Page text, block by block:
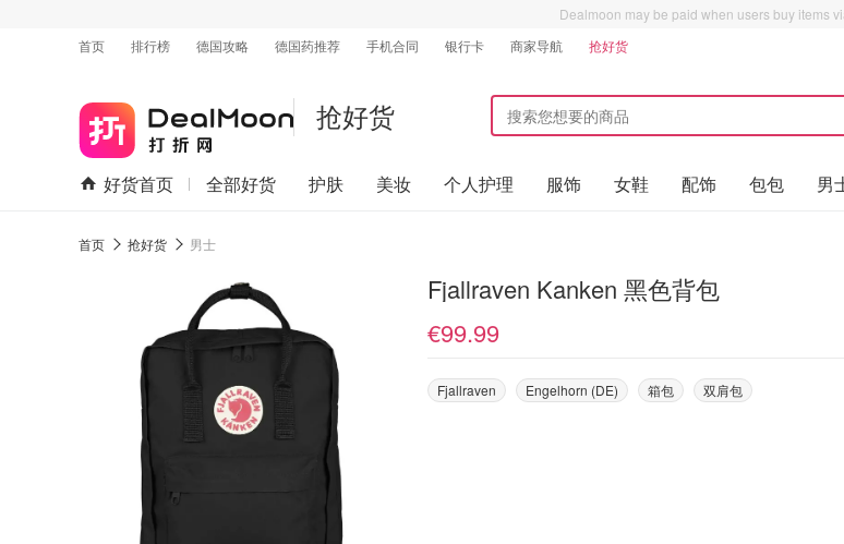
Dealmoon may be paid when users buy items
首页
排行榜 德国攻略 德国药推荐 手机合同 银行卡 商家导航 抢好货
抢好货
好货首页 全部好货 护肤 美妆 个人护理 服饰 女鞋 配饰 包包 男
首页 抢好货 男士
Fjallraven Kanken 黑色背包
€99.99
Fjallraven Engelhorn (DE) 箱包 双肩包